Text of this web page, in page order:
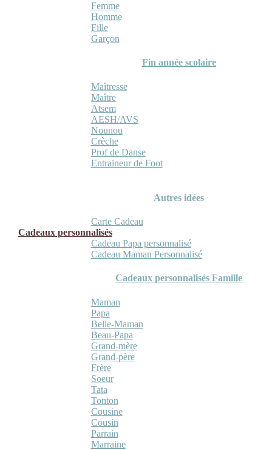
Femme
Homme
Fille
Garçon
Fin année scolaire
Maîtresse
Maître
Atsem
AESH/AVS
Nounou
Crèche
Prof de Danse
Entraineur de Foot
Autres idées
Carte Cadeau
Cadeaux personnalisés
Cadeau Papa personnalisé
Cadeau Maman Personnalisé
Cadeaux personnalisés Famille
Maman
Papa
Belle-Maman
Beau-Papa
Grand-mère
Grand-père
Frère
Soeur
Tata
Tonton
Cousine
Cousin
Parrain
Marraine